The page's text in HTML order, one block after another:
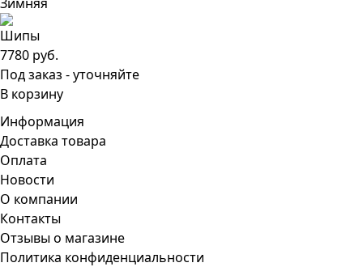
7780 руб.
Под заказ - уточняйте
В корзину
Информация
Доставка товара
Оплата
Новости
О компании
Контакты
Отзывы о магазине
Политика конфиденциальности